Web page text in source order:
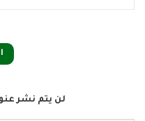
لن يتم نشر